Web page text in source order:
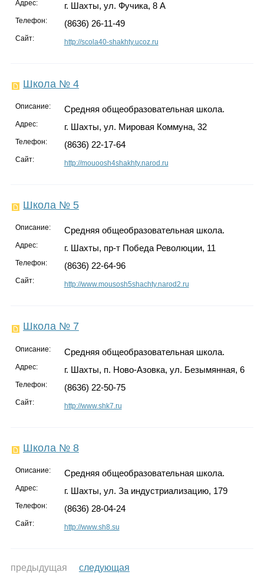
Адрес: г. Шахты, ул. Фучика, 8 А
Телефон: (8636) 26-11-49
Сайт: http://scola40-shakhty.ucoz.ru
Школа № 4
Описание: Средняя общеобразовательная школа.
Адрес: г. Шахты, ул. Мировая Коммуна, 32
Телефон: (8636) 22-17-64
Сайт: http://mouoosh4shakhty.narod.ru
Школа № 5
Описание: Средняя общеобразовательная школа.
Адрес: г. Шахты, пр-т Победа Революции, 11
Телефон: (8636) 22-64-96
Сайт: http://www.mousosh5shachty.narod2.ru
Школа № 7
Описание: Средняя общеобразовательная школа.
Адрес: г. Шахты, п. Ново-Азовка, ул. Безымянная, 6
Телефон: (8636) 22-50-75
Сайт: http://www.shk7.ru
Школа № 8
Описание: Средняя общеобразовательная школа.
Адрес: г. Шахты, ул. За индустриализацию, 179
Телефон: (8636) 28-04-24
Сайт: http://www.sh8.su
предыдущая следующая